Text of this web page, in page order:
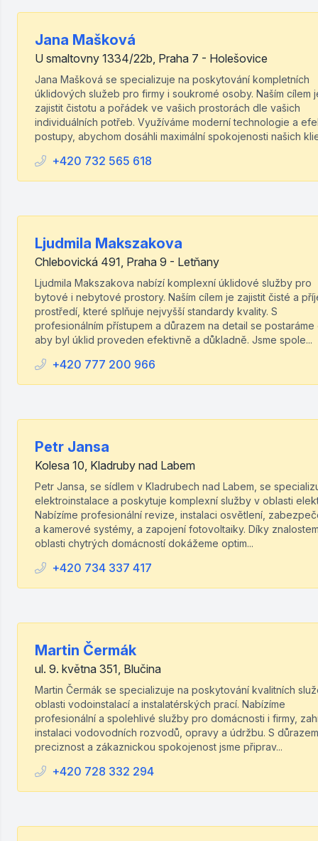
Jana Mašková
U smaltovny 1334/22b, Praha 7 - Holešovice
Jana Mašková se specializuje na poskytování kompletních
úklidových služeb pro firmy i soukromé osoby. Naším cílem
zajistit čistotu a pořádek ve vašich prostorách dle vašich
individuálních potřeb. Využíváme moderní technologie a
postupy, abychom dosáhli maximální spokojenosti našich
+420 732 565 618
Ljudmila Makszakova
Chlebovická 491, Praha 9 - Letňany
Ljudmila Makszakova nabízí komplexní úklidové služby pro
bytové i nebytové prostory. Naším cílem je zajistit čisté a
prostředí, které splňuje nejvyšší standardy kvality. S
profesionálním přístupem a důrazem na detail se postaráme
aby byl úklid proveden efektivně a důkladně. Jsme spole...
+420 777 200 966
Petr Jansa
Kolesa 10, Kladruby nad Labem
Petr Jansa, se sídlem v Kladrubech nad Labem, se
elektroinstalace a poskytuje komplexní služby v oblasti
Nabízíme profesionální revize, instalaci osvětlení,
a kamerové systémy, a zapojení fotovoltaiky. Díky
oblasti chytrých domácností dokážeme optim...
+420 734 337 417
Martin Čermák
ul. 9. května 351, Blučina
Martin Čermák se specializuje na poskytování kvalitních
oblasti vodoinstalací a instalatérských prací. Nabízíme
profesionální a spolehlivé služby pro domácnosti i firmy,
instalaci vodovodních rozvodů, opravy a údržbu. S
preciznost a zákaznickou spokojenost jsme připrav...
+420 728 332 294